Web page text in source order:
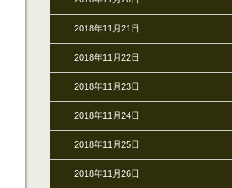
2018年11月21日
2018年11月22日
2018年11月23日
2018年11月24日
2018年11月25日
2018年11月26日